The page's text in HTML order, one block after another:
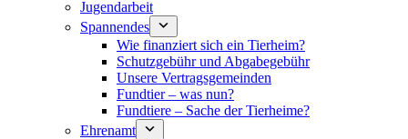
Jugendarbeit
Spannendes
Wie finanziert sich ein Tierheim?
Schutzgebühr und Abgabegebühr
Unsere Vertragsgemeinden
Fundtier – was nun?
Fundtiere – Sache der Tierheime?
Ehrenamt